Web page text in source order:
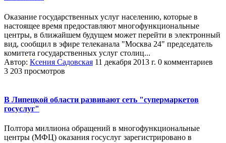
Оказание государственных услуг населению, которые в
настоящее время предоставляют многофункциональные
центры, в ближайшем будущем может перейти в электронный
вид, сообщил в эфире телеканала "Москва 24" председатель
комитета государственных услуг столиц...
Автор: Ксения Садовская 11 декабря 2013 г. 0 комментариев
3 203 просмотров
В Липецкой области развивают сеть "супермаркетов
госуслуг"
Полтора миллиона обращений в многофункциональные
центры (МФЦ) оказания госуслуг зарегистрировано в